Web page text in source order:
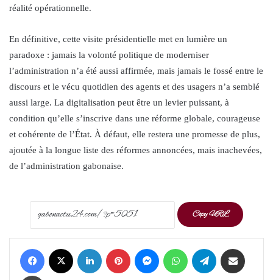
réalité opérationnelle.
En définitive, cette visite présidentielle met en lumière un
paradoxe : jamais la volonté politique de moderniser
l’administration n’a été aussi affirmée, mais jamais le fossé entre le
discours et le vécu quotidien des agents et des usagers n’a semblé
aussi large. La digitalisation peut être un levier puissant, à
condition qu’elle s’inscrive dans une réforme globale, courageuse
et cohérente de l’État. À défaut, elle restera une promesse de plus,
ajoutée à la longue liste des réformes annoncées, mais inachevées,
de l’administration gabonaise.
Copy URL
Facebook LinkedIn Pinterest Messenger WhatsApp Telegram
Print